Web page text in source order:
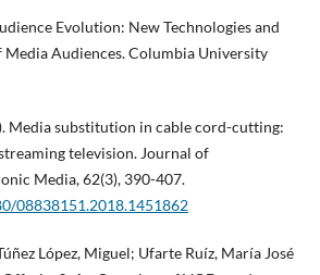
Evolution: New Technologies and
Audiences. Columbia University
Media substitution in cable cord-cutting:
television. Journal of
Media, 62(3), 390-407.
08838151.2018.1451862
López, Miguel; Ufarte Ruíz, María José